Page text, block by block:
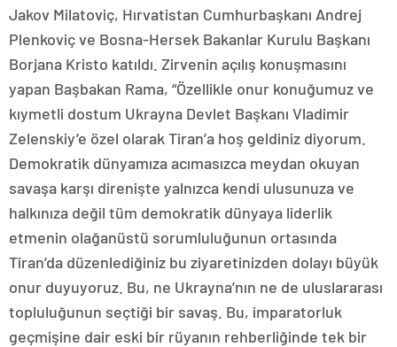
Jakov Milatoviç, Hırvatistan Cumhurbaşkanı Andrej
Plenkoviç ve Bosna-Hersek Bakanlar Kurulu Başkanı
Borjana Kristo katıldı. Zirvenin açılış konuşmasını
yapan Başbakan Rama, “Özellikle onur konuğumuz ve
kıymetli dostum Ukrayna Devlet Başkanı Vladimir
Zelenskiy’e özel olarak Tiran’a hoş geldiniz diyorum.
Demokratik dünyamıza acımasızca meydan okuyan
savaşa karşı direnişte yalnızca kendi ulusunuza ve
halkınıza değil tüm demokratik dünyaya liderlik
etmenin olağanüstü sorumluluğunun ortasında
Tiran’da düzenlediğiniz bu ziyaretinizden dolayı büyük
onur duyuyoruz. Bu, ne Ukrayna’nın ne de uluslararası
topluluğunun seçtiği bir savaş. Bu, imparatorluk
geçmişine dair eski bir rüyanın rehberliğinde tek bir